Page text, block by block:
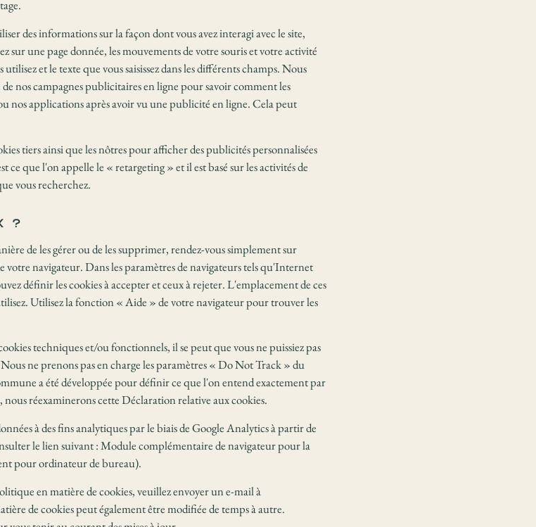
des informations sur la façon dont vous avez interagi avec le site,
sur une page donnée, les mouvements de votre souris et votre activité
et le texte que vous saisissez dans les différents champs. Nous
nos campagnes publicitaires en ligne pour savoir comment les
nos applications après avoir vu une publicité en ligne. Cela peut
tiers ainsi que les nôtres pour afficher des publicités personnalisées
ce que l'on appelle le « retargeting » et il est basé sur les activités de
vous recherchez.
?
de les gérer ou de les supprimer, rendez-vous simplement sur
votre navigateur. Dans les paramètres de navigateurs tels qu'Internet
définir les cookies à accepter et ceux à rejeter. L'emplacement de ces
Utilisez la fonction « Aide » de votre navigateur pour trouver les
techniques et/ou fonctionnels, il se peut que vous ne puissiez pas
ne prenons pas en charge les paramètres « Do Not Track » du
a été développée pour définir ce que l'on entend exactement par
réexaminerons cette Déclaration relative aux cookies.
à des fins analytiques par le biais de Google Analytics à partir de
le lien suivant : Module complémentaire de navigateur pour la
pour ordinateur de bureau).
en matière de cookies, veuillez envoyer un e-mail à
de cookies peut également être modifiée de temps à autre.